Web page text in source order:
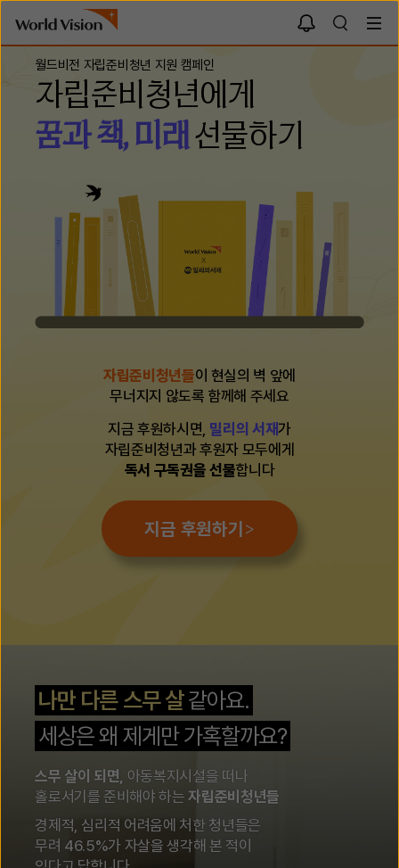
월드비전 자립준비청년 지원 캠페인
자립준비청년에게
꿈과 책, 미래선물하기
자립준비청년들이 현실의 벽 앞에
무너지지 않도록 함께해 주세요
지금 후원하시면, 밀리의 서재가
자립준비청년과 후원자 모두에게
독서 구독권을 선물합니다
지금 후원하기 >
나만 다른 스무 살같아요.
세상은 왜 제게만 가혹할까요?
스무 살이 되면, 아동복지시설을 떠나
홀로서기를 준비해야 하는자립준비청년들
경제적, 심리적 어려움에 처한 청년들은
무려 46.5%가 자살을 생각해 본 적이